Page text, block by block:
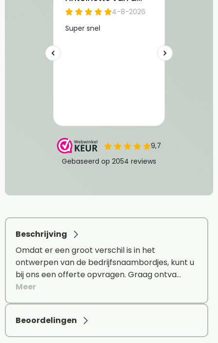
Beschrijving
Omdat er een groot verschil is in het
ontwerpen van de bedrijfsnaambordjes, kunt u
bij ons een offerte opvragen. Graag ontva…
Meer
Beoordelingen